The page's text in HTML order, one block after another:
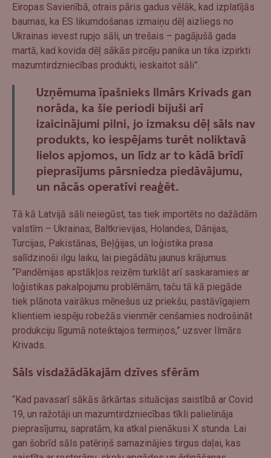
Eiropas Savienībā, otrais pāris gadus vēlāk, kad izplatījās
baumas, ka ES likumdošanas izmaiņu dēļ aizliegs no
Ukrainas ievest rupjo sāli, un trešais – pagājušā gada
martā, kad kovida dēļ sākās pircēju panika un tika izpirkti
mazumtirdzniecības produkti, ieskaitot sāli”.
Uzņēmuma īpašnieks Ilmārs Krivads gan
norāda, ka šie periodi bijuši arī
izaicinājumi pilni, jo izmaksu dēļ sāls nav
produkts, ko iespējams turēt noliktavā
lielos apjomos, un līdz ar to kādā brīdī
pieprasījums pārsniedza piedāvājumu,
un nācās operatīvi reaģēt.
Tā kā Latvijā sāli neiegūst, tas tiek importēts no dažādām
valstīm – Ukrainas, Baltkrievijas, Holandes, Dānijas,
Turcijas, Pakistānas, Beļģijas, un loģistika prasa
salīdzinoši ilgu laiku, lai piegādātu jaunus krājumus.
“Pandēmijas apstākļos reizēm turklāt arī saskaramies ar
loģistikas pakalpojumu problēmām, taču tā kā piegāde
tiek plānota vairākus mēnešus uz priekšu, pastāvīgajiem
klientiem iespēju robežās vienmēr cenšamies nodrošināt
produkciju līgumā noteiktajos termiņos,” uzsver Ilmārs
Krivads.
Sāls visdažādākajām dzīves sfērām
“Kad pavasarī sākās ārkārtas situācijas saistībā ar Covid
19, un ražotāji un mazumtirdzniecības tīkli palielināja
pieprasījumu, sapratām, ka atkal pienākusi X stunda. Lai
gan šobrīd sāls patēriņš samazinājies tirgus daļai, kas